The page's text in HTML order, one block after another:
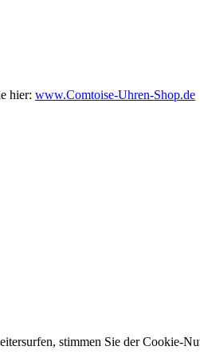
hier: www.Comtoise‑Uhren‑Shop.de
stimmen Sie der Cookie-